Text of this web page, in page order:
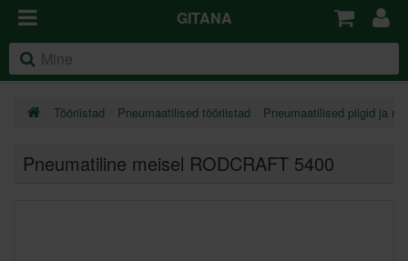
GITANA
Tööriistad Pneumaatilised tööriistad Pneumaatilised piigid ja
Pneumatiline meisel RODCRAFT 5400